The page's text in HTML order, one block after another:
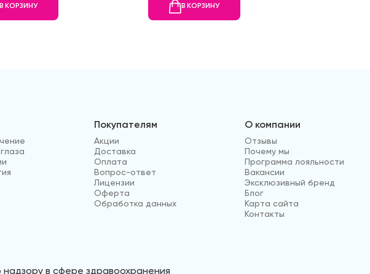
КОРЗИНУ В КОРЗИНУ
Покупателям
Акции
Доставка
Оплата
Вопрос-ответ
Лицензии
Оферта
Обработка данных
О компании
Отзывы
Почему мы
Программа лояльности
Вакансии
Эксклюзивный бренд
Блог
Карта сайта
Контакты
в сфере здравоохранения